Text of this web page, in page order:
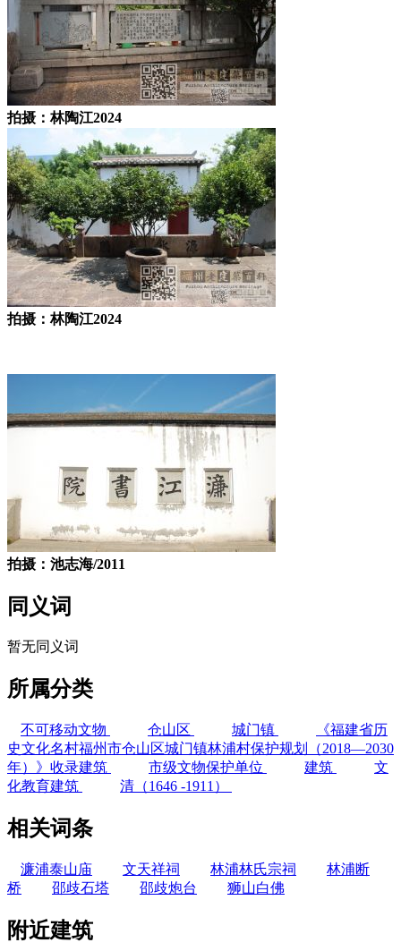
拍摄：林陶江2024
拍摄：林陶江2024
拍摄：池志海/2011
同义词
暂无同义词
所属分类
不可移动文物 仓山区 城门镇
《福建省历
史文化名村福州市仓山区城门镇林浦村保护规划（2018—2030
年）》收录建筑
市级文物保护单位 建筑
文
化教育建筑
清（1646 -1911）
相关词条
濂浦泰山庙 文天祥祠 林浦林氏宗祠
林浦断
桥
邵歧石塔 邵歧炮台 狮山白佛
附近建筑